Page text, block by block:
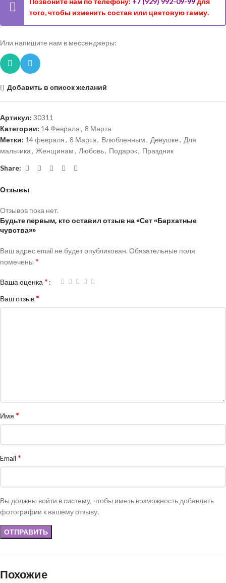
того, чтобы изменить состав или цветовую гамму.
Или напишите нам в мессенджеры:
Добавить в список желаний
Артикул: 30311
Категории: 14 Февраля, 8 Марта
Метки: 14 февраля, 8 Марта, Влюбленным, Девушке, Для
мальчика, Женщинам, Любовь, Подарок, Праздник
Share:
Отзывы
Отзывов пока нет.
Будьте первым, кто оставил отзыв на «Сет «Бархатные
чувства»»
Ваш адрес email не будет опубликован. Обязательные поля
помечены *
Ваша оценка *
Ваш отзыв*
Имя *
Email *
Вы должны войти в систему, чтобы иметь возможность добавлять
фотографии к вашему отзыву.
Похожие